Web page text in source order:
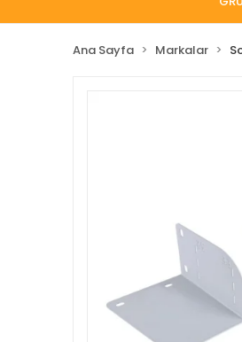
Ana Sayfa Markalar